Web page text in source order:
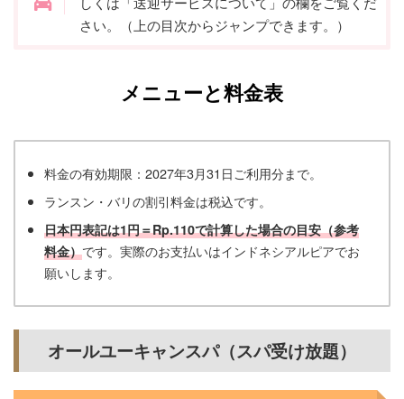
さい。（上の目次からジャンプできます。）
メニューと料金表
料金の有効期限：2027年3月31日ご利用分まで。
ランスン・バリの割引料金は税込です。
日本円表記は1円＝Rp.110で計算した場合の目安（参考
料金）です。実際のお支払いはインドネシアルピアでお
願いします。
オールユーキャンスパ（スパ受け放題）